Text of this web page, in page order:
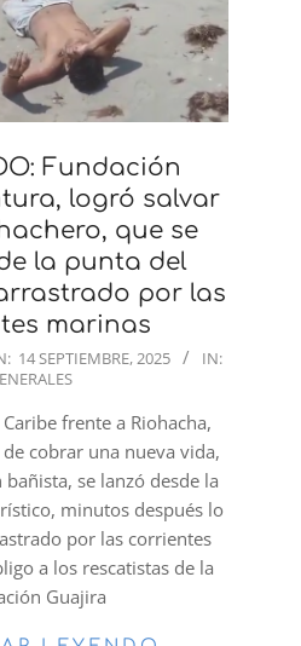
Fundación
logró salvar
que se
la punta del
por las
marinas
14 SEPTIEMBRE, 2025
IN:
frente a Riohacha,
cobrar una nueva vida,
se lanzó desde la
minutos después lo
por las corrientes
a los rescatistas de la
Guajira